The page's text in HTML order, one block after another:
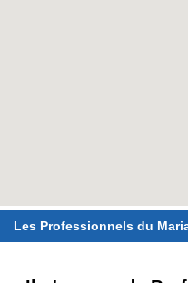
Les Professionnels du